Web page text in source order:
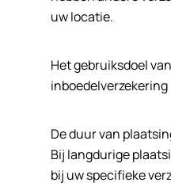
uw locatie.
Het gebruiksdoel
De duur van
Bij langdurige
bij uw specifieke